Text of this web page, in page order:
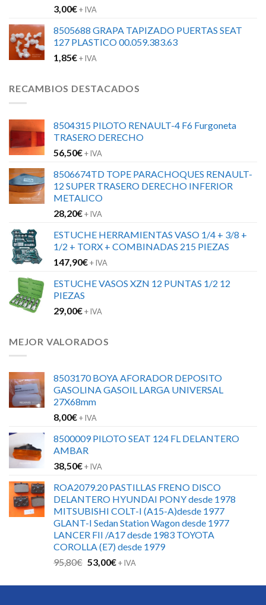
3,00€+ IVA
8505688 GRAPA TAPIZADO PUERTAS SEAT
127 PLASTICO 00.059.383.63
1,85€+ IVA
RECAMBIOS DESTACADOS
8504315 PILOTO RENAULT-4 F6 Furgoneta
TRASERO DERECHO
56,50€+ IVA
8506674TD TOPE PARACHOQUES RENAULT-
12 SUPER TRASERO DERECHO INFERIOR
METALICO
28,20€+ IVA
ESTUCHE HERRAMIENTAS VASO 1/4 + 3/8 +
1/2 + TORX + COMBINADAS 215 PIEZAS
147,90€+ IVA
ESTUCHE VASOS XZN 12 PUNTAS 1/2 12
PIEZAS
29,00€+ IVA
MEJOR VALORADOS
8503170 BOYA AFORADOR DEPOSITO
GASOLINA GASOIL LARGA UNIVERSAL
27X68mm
8,00€+ IVA
8500009 PILOTO SEAT 124 FL DELANTERO
AMBAR
38,50€+ IVA
ROA2079.20 PASTILLAS FRENO DISCO
DELANTERO HYUNDAI PONY desde 1978
MITSUBISHI COLT-I (A15-A)desde 1977
GLANT-I Sedan Station Wagon desde 1977
LANCER FII /A17 desde 1983 TOYOTA
COROLLA (E7) desde 1979
95,80€ El
original
53,00€El
actual
+ IVA